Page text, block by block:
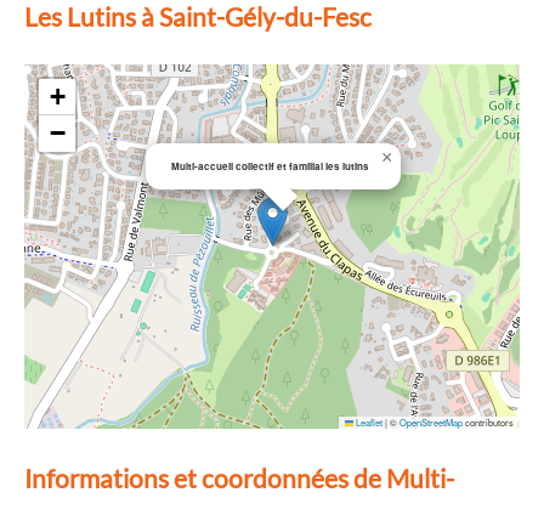
Les Lutins à Saint-Gély-du-Fesc
Multi-accueil collectif et familial les lutins ×
+
−
Leaflet|©OpenStreetMapcontributors
Informations et coordonnées de Multi-